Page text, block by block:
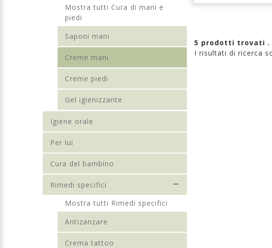
Mostra tutti Cura di mani e
piedi
Saponi mani
Creme mani
Creme piedi
Gel igienizzante
Igiene orale
Per lui
Cura del bambino
Rimedi specifici
Mostra tutti Rimedi specifici
Antizanzare
Crema tattoo
5 prodotti trovati .
I risultati di ricerca